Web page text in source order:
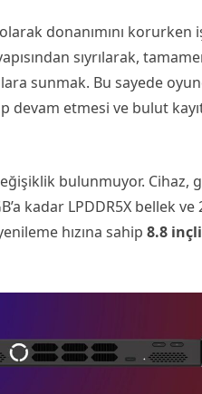
donanımını
sıyrılarak,
sunmak. Bu sayede
devam etmesi ve bulut
bulunmuyor. Cihaz,
kadar LPDDR5X bellek ve
hızına sahip 8.8